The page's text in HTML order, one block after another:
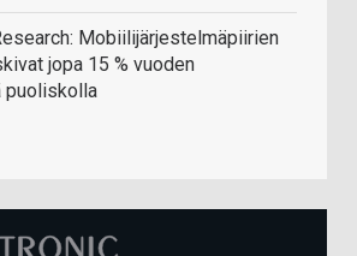
Mobiilijärjestelmäpiirien
jopa 15 % vuoden
puoliskolla